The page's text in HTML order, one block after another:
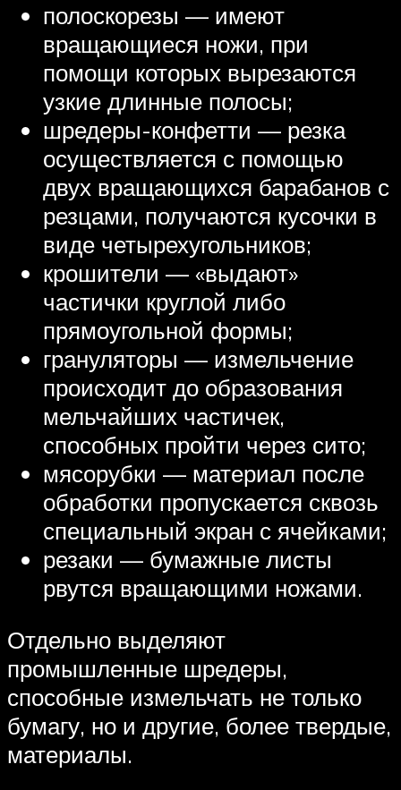
полоскорезы — имеют
вращающиеся ножи, при
помощи которых вырезаются
узкие длинные полосы;
шредеры-конфетти — резка
осуществляется с помощью
двух вращающихся барабанов с
резцами, получаются кусочки в
виде четырехугольников;
крошители — «выдают»
частички круглой либо
прямоугольной формы;
грануляторы — измельчение
происходит до образования
мельчайших частичек,
способных пройти через сито;
мясорубки — материал после
обработки пропускается сквозь
специальный экран с ячейками;
резаки — бумажные листы
рвутся вращающими ножами.
Отдельно выделяют
промышленные шредеры,
способные измельчать не только
бумагу, но и другие, более твердые,
материалы.